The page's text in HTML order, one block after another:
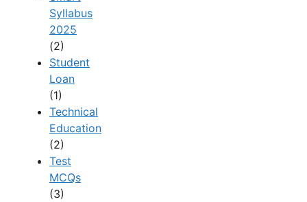
Syllabus
2025
(2)
Student
Loan
(1)
Technical
Education
(2)
Test
MCQs
(3)